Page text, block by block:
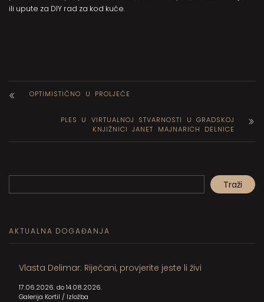
ili upute za DIY rad za kod kuće.
OPTIMISTIČNO U PROLJEĆE
PLES U VIRTUALNOJ STVARNOSTI U GRADSKOJ
KNJIŽNICI JANET MAJNARICH DELNICE
Traži
AKTUALNA DOGAĐANJA
Vlasta Delimar: Riječani, provjerite jeste li živi
17.06.2026. do 14.08.2026.
Galerija Kortil / Izložba